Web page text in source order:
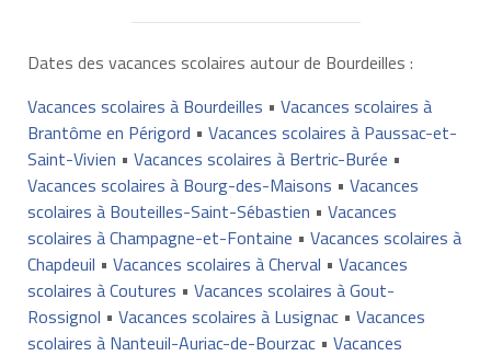
Dates des vacances scolaires autour de Bourdeilles :
Vacances scolaires à Bourdeilles • Vacances scolaires à
Brantôme en Périgord • Vacances scolaires à Paussac-et-
Saint-Vivien • Vacances scolaires à Bertric-Burée •
Vacances scolaires à Bourg-des-Maisons • Vacances
scolaires à Bouteilles-Saint-Sébastien • Vacances
scolaires à Champagne-et-Fontaine • Vacances scolaires à
Chapdeuil • Vacances scolaires à Cherval • Vacances
scolaires à Coutures • Vacances scolaires à Gout-
Rossignol • Vacances scolaires à Lusignac• Vacances
scolaires à Nanteuil-Auriac-de-Bourzac• Vacances